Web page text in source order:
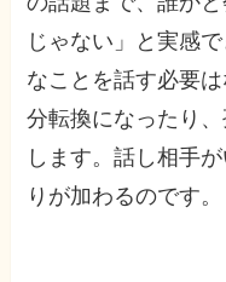
じゃない」と実感
なことを話す必要
分転換になったり
します。話し相手
りが加わるのです。